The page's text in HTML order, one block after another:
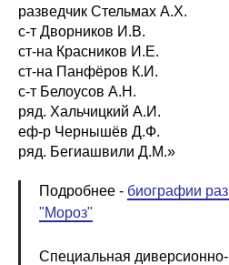
разведчик Стельмах А.Х.
с-т Дворников И.В.
ст-на Красников И.Е.
ст-на Панфёров К.И.
с-т Белоусов А.Н.
ряд. Хальчицкий А.И.
еф-р Чернышёв Д.Ф.
ряд. Бегиашвили Д.М.»
Подробнее - биографии
"Мороз"
Специальная